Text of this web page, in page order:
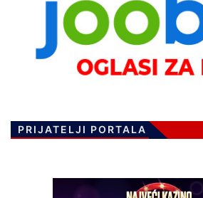
PRIJATELJI PORTALA